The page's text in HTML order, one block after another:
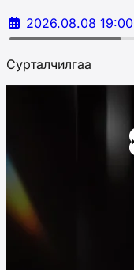
2026.08.08 19:00
Сурталчилгаа